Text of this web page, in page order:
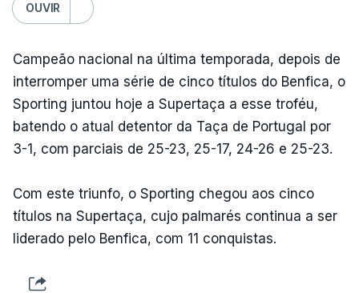
OUVIR
Campeão nacional na última temporada, depois de
interromper uma série de cinco títulos do Benfica, o
Sporting juntou hoje a Supertaça a esse troféu,
batendo o atual detentor da Taça de Portugal por
3-1, com parciais de 25-23, 25-17, 24-26 e 25-23.
Com este triunfo, o Sporting chegou aos cinco
títulos na Supertaça, cujo palmarés continua a ser
liderado pelo Benfica, com 11 conquistas.